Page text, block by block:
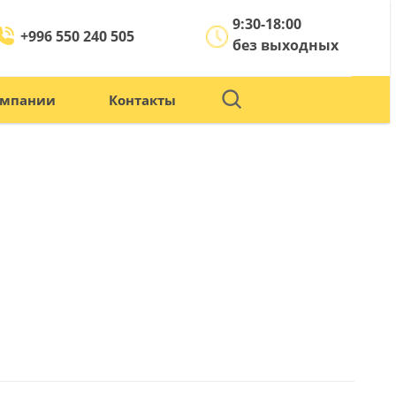
9:30-18:00
без выходных
+996 550 240 505
Контакты